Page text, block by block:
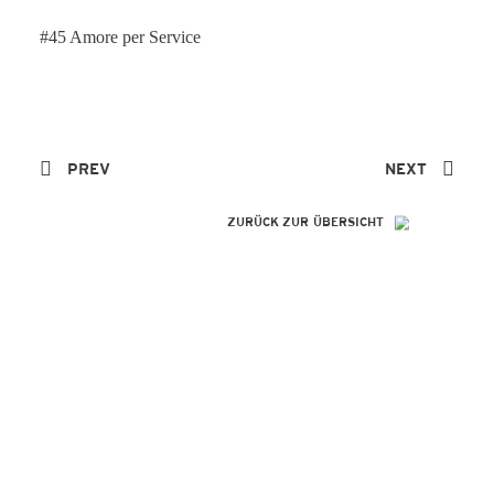
#45 Amore per Service
PREV NEXT
ZURÜCK ZUR ÜBERSICHT